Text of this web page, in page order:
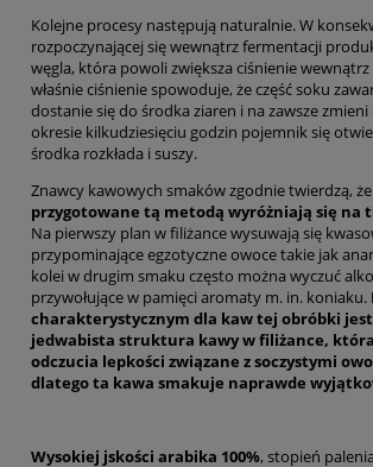
Kolejne procesy następują naturalnie. W
rozpoczynającej się wewnątrz fermentacji
węgla, która powoli zwiększa ciśnienie
właśnie ciśnienie spowoduje, że część soku
dostanie się do środka ziaren i na zawsze zmieni
okresie kilkudziesięciu godzin pojemnik się
środka rozkłada i suszy.
Znawcy kawowych smaków zgodnie twierdzą, że
przygotowane tą metodą wyróżniają się na
Na pierwszy plan w filiżance wysuwają się
przypominające egzotyczne owoce takie jak
kolei w drugim smaku często można wyczuć
przywołujące w pamięci aromaty m. in. koniaku.
charakterystycznym dla kaw tej obróbki
jedwabista struktura kawy w filiżance,
odczucia lepkości związane z soczystymi
dlatego ta kawa smakuje naprawde
Wysokiej jskości arabika 100%, stopień